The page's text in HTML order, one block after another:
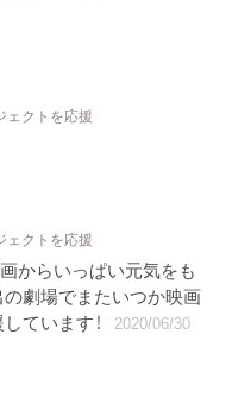
ェクトを応援
ェクトを応援
からいっぱい元気をも
の劇場でまたいつか映画
ています！
2020/06/30